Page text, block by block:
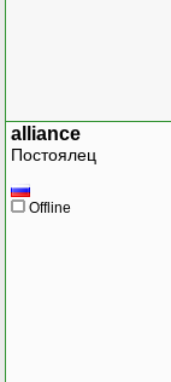
alliance
Постоялец
Offline